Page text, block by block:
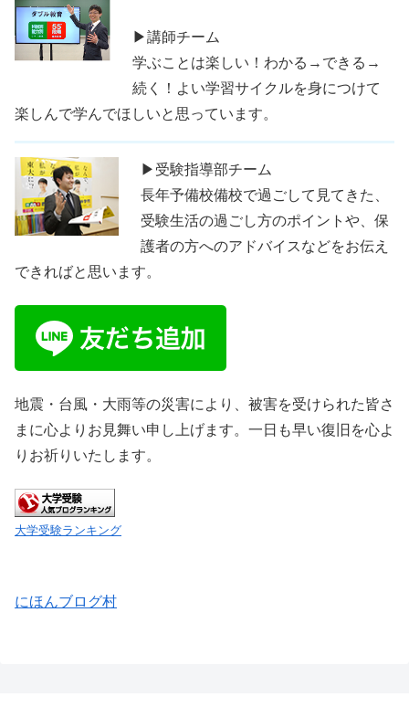
▶講師チーム
学ぶことは楽しい！わかる→できる→
続く！よい学習サイクルを身につけて
楽しんで学んでほしいと思っています。
▶受験指導部チーム
長年予備校備校で過ごして見てきた、
受験生活の過ごし方のポイントや、保
護者の方へのアドバイスなどをお伝え
できればと思います。
地震・台風・大雨等の災害により、被害を受けられた皆さ
まに心よりお見舞い申し上げます。一日も早い復旧を心よ
りお祈りいたします。
大学受験ランキング
にほんブログ村